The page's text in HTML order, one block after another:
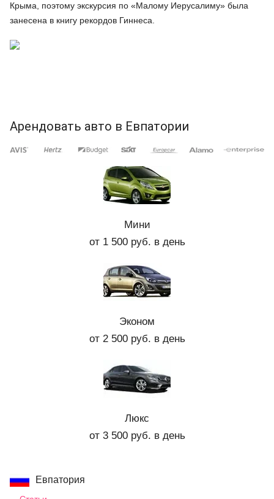
Крыма, поэтому экскурсия по «Малому Иерусалиму» была
занесена в книгу рекордов Гиннеса.
Арендовать авто в Евпатории
Мини
от 1 500 руб. в день
Эконом
от 2 500 руб. в день
Люкс
от 3 500 руб. в день
Евпатория